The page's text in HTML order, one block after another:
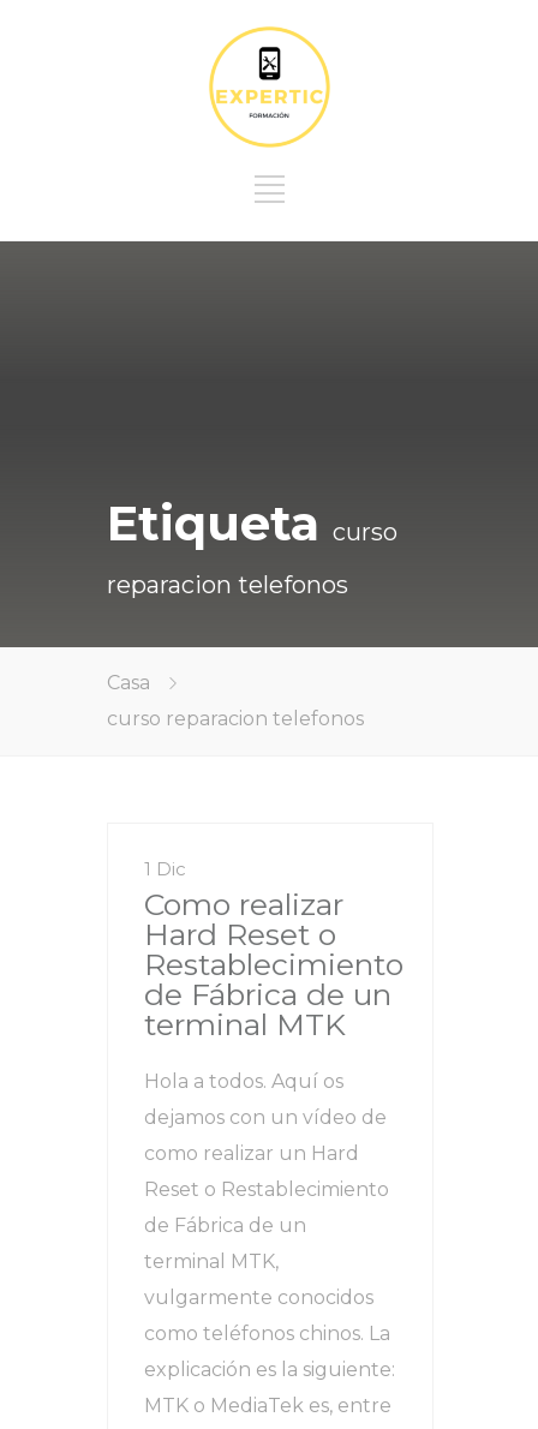
Etiqueta curso
reparacion telefonos
Casa
curso reparacion telefonos
1 Dic
Como realizar
Hard Reset o
Restablecimiento
de Fábrica de un
terminal MTK
Hola a todos. Aquí os
dejamos con un vídeo de
como realizar un Hard
Reset o Restablecimiento
de Fábrica de un
terminal MTK,
vulgarmente conocidos
como teléfonos chinos. La
explicación es la siguiente:
MTK o MediaTek es, entre